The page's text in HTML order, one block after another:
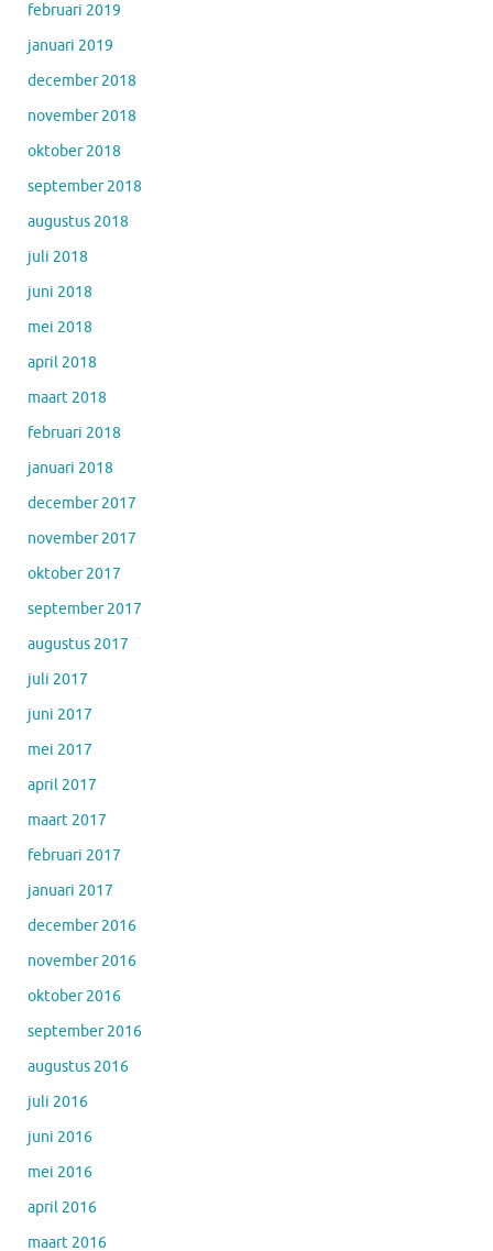
februari 2019
januari 2019
december 2018
november 2018
oktober 2018
september 2018
augustus 2018
juli 2018
juni 2018
mei 2018
april 2018
maart 2018
februari 2018
januari 2018
december 2017
november 2017
oktober 2017
september 2017
augustus 2017
juli 2017
juni 2017
mei 2017
april 2017
maart 2017
februari 2017
januari 2017
december 2016
november 2016
oktober 2016
september 2016
augustus 2016
juli 2016
juni 2016
mei 2016
april 2016
maart 2016